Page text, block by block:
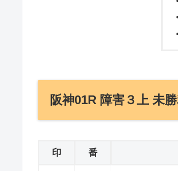
阪神01R 障害３上 未
印 番